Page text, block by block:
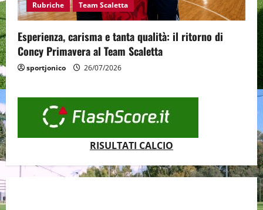
Rubriche Team Scaletta
Esperienza, carisma e tanta qualità: il ritorno di
Concy Primavera al Team Scaletta
sportjonico 26/07/2026
RISULTATI CALCIO